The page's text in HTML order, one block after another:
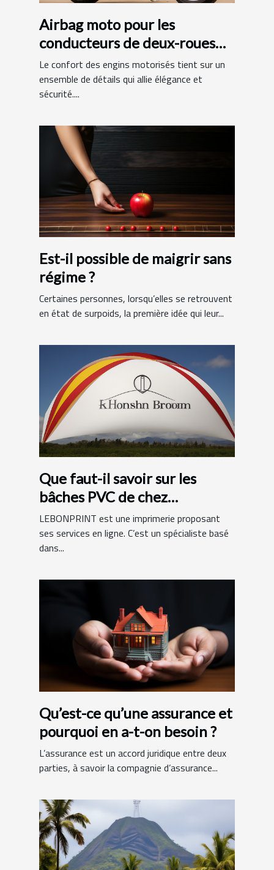
Airbag moto pour les
conducteurs de deux-roues
motorisés : quels avantages?
Le confort des engins motorisés tient sur un
ensemble de détails qui allie élégance et
sécurité....
Est-il possible de maigrir sans
régime ?
Certaines personnes, lorsqu’elles se retrouvent
en état de surpoids, la première idée qui leur...
Que faut-il savoir sur les
bâches PVC de chez
LEBONPRINT ?
LEBONPRINT est une imprimerie proposant
ses services en ligne. C’est un spécialiste basé
dans...
Qu’est-ce qu’une assurance et
pourquoi en a-t-on besoin ?
L’assurance est un accord juridique entre deux
parties, à savoir la compagnie d’assurance...